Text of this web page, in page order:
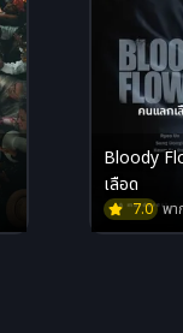
Bloody
เลือด
7.0 พา